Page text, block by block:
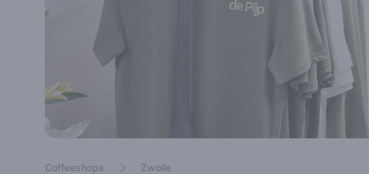
Coffeeshops Zwolle